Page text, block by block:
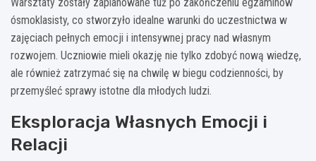
ósmoklasisty, co stworzyło idealne warunki do uczestnictwa w
zajęciach pełnych emocji i intensywnej pracy nad własnym
rozwojem. Uczniowie mieli okazję nie tylko zdobyć nową wiedzę,
ale również zatrzymać się na chwilę w biegu codzienności, by
przemyśleć sprawy istotne dla młodych ludzi.
Eksploracja Własnych Emocji i
Relacji